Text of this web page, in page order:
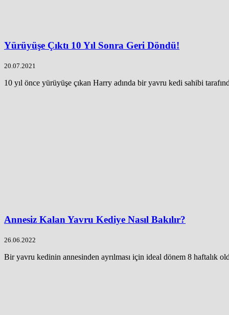
Yürüyüşe Çıktı 10 Yıl Sonra Geri Döndü!
20.07.2021
10 yıl önce yürüyüşe çıkan Harry adında bir yavru kedi sahibi
Annesiz Kalan Yavru Kediye Nasıl Bakılır?
26.06.2022
Bir yavru kedinin annesinden ayrılması için ideal dönem 8 haftalık